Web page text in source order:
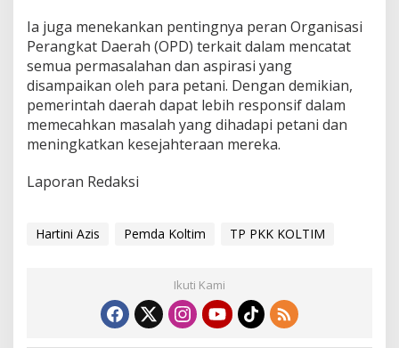
a
n
i
Ia juga menekankan pentingnya peran Organisasi
Perangkat Daerah (OPD) terkait dalam mencatat
semua permasalahan dan aspirasi yang
disampaikan oleh para petani. Dengan demikian,
pemerintah daerah dapat lebih responsif dalam
memecahkan masalah yang dihadapi petani dan
meningkatkan kesejahteraan mereka.
Laporan Redaksi
Hartini Azis Pemda Koltim TP PKK KOLTIM
Ikuti Kami